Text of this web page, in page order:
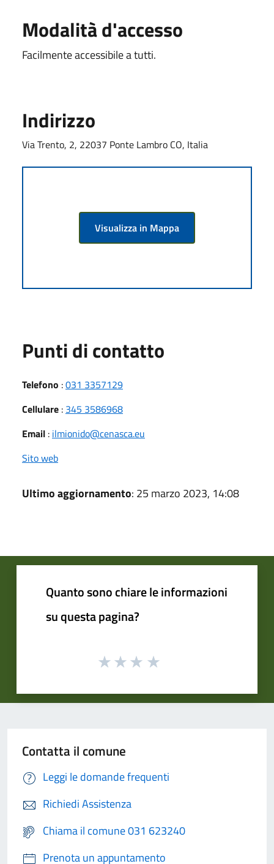
Modalità d'accesso
Facilmente accessibile a tutti.
Indirizzo
Via Trento, 2, 22037 Ponte Lambro CO, Italia
Visualizza in Mappa
Punti di contatto
Telefono :031 3357129
Cellulare : 345 3586968
Email : ilmionido@cenasca.eu
Sito web
Ultimo aggiornamento: 25 marzo 2023, 14:08
Quanto sono chiare le informazioni
su questa pagina?
Contatta il comune
Leggi le domande frequenti
Richiedi Assistenza
Chiama il comune 031 623240
Prenota un appuntamento